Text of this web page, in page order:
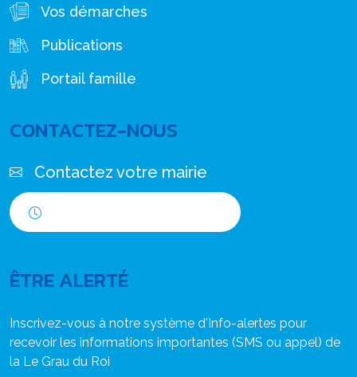
Vos démarches
Publications
Portail famille
CONTACTEZ-NOUS
Contactez votre mairie
ÊTRE ALERTÉ
Inscrivez-vous à notre système d'Info-alertes pour
recevoir les informations importantes (SMS ou appel) de
la Le Grau du Roi